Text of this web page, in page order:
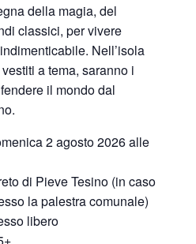
della magia, del
classici, per vivere
Nell’isola
a tema, saranno i
il mondo dal
2 agosto 2026 alle
di Pieve Tesino (in caso
la palestra comunale)
libero